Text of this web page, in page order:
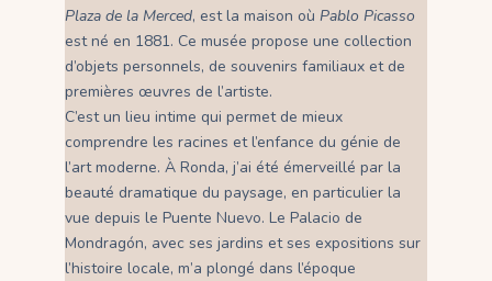
Plaza de la Merced, est la maison où Pablo Picasso
est né en 1881. Ce musée propose une collection
d’objets personnels, de souvenirs familiaux et de
premières œuvres de l’artiste.
C’est un lieu intime qui permet de mieux
comprendre les racines et l’enfance du génie de
l’art moderne. À Ronda, j’ai été émerveillé par la
beauté dramatique du paysage, en particulier la
vue depuis le Puente Nuevo. Le Palacio de
Mondragón, avec ses jardins et ses expositions sur
l’histoire locale, m’a plongé dans l’époque